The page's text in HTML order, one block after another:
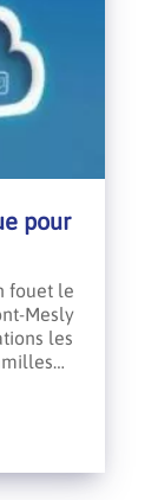
pour
fouet le
Mesly
les